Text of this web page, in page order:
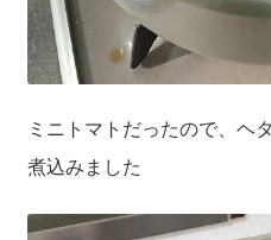
ミニトマトだったので、ヘ
煮込みました